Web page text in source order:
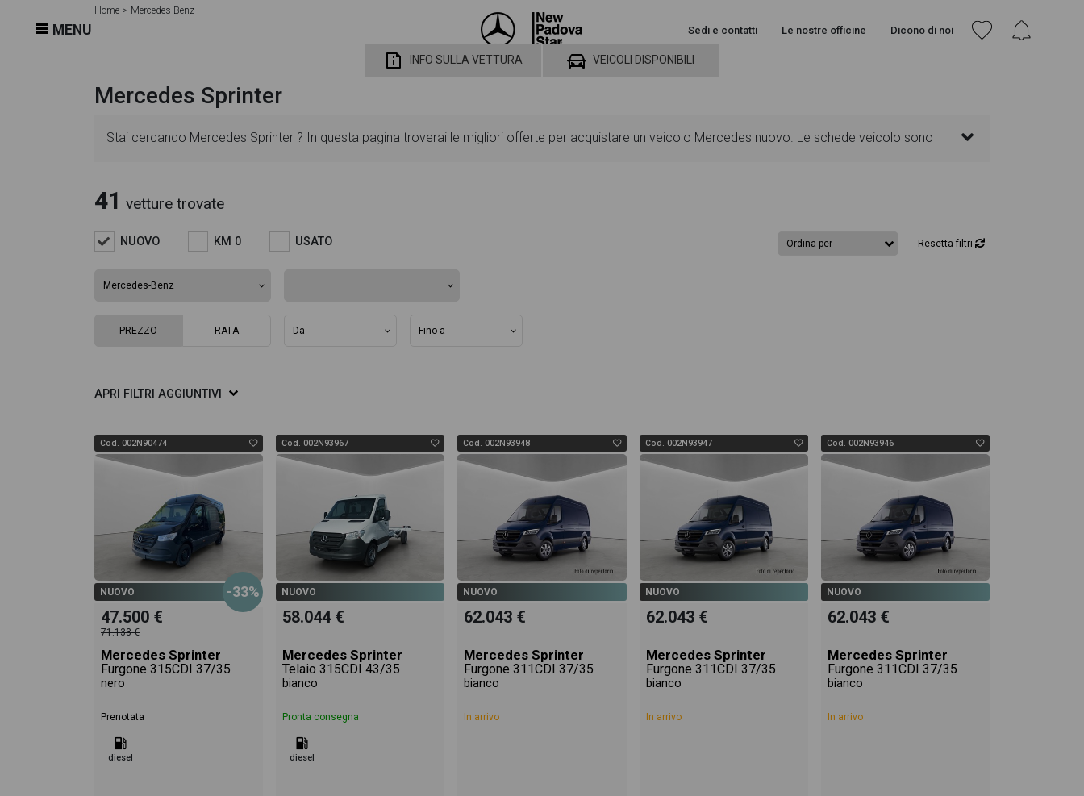
MENU Sedi e contatti Le nostre officine Dicono di noi
Home Mercedes-Benz
INFO SULLA VETTURA VEICOLI DISPONIBILI
Mercedes Sprinter
Stai cercando Mercedes Sprinter ? In questa pagina troverai le migliori offerte per acquistare un veicolo Mercedes nuovo. Le schede veicolo sono
troverai anche il listino prezzi, eventuale offerta e rata consigliata per l'acquisto del veicolo.
41 vetture trovate
NUOVO KM 0 USATO Resetta filtri
PREZZO RATA
APRI FILTRI AGGIUNTIVI
Cod. 002N90474
NUOVO -33%
47.500 €
71.133 €
Mercedes Sprinter
Furgone 315CDI 37/35
nero
Prenotata
diesel
Cod. 002N93967
NUOVO
58.044 €
Mercedes Sprinter
Telaio 315CDI 43/35
bianco
Pronta consegna
diesel
Cod. 002N93948
NUOVO
62.043 €
Mercedes Sprinter
Furgone 311CDI 37/35
bianco
In arrivo
Cod. 002N93947
NUOVO
62.043 €
Mercedes Sprinter
Furgone 311CDI 37/35
bianco
In arrivo
Cod. 002N93946
NUOVO
62.043 €
Mercedes Sprinter
Furgone 311CDI 37/35
bianco
In arrivo